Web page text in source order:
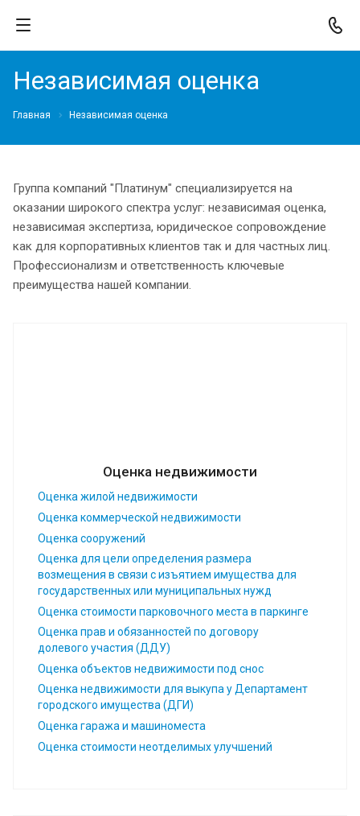
Независимая оценка
Главная Независимая оценка
Группа компаний "Платинум" специализируется на
оказании широкого спектра услуг: независимая оценка,
независимая экспертиза, юридическое сопровождение
как для корпоративных клиентов так и для частных лиц.
Профессионализм и ответственность ключевые
преимущества нашей компании.
Оценка недвижимости
Оценка жилой недвижимости
Оценка коммерческой недвижимости
Оценка сооружений
Оценка для цели определения размера
возмещения в связи с изъятием имущества для
государственных или муниципальных нужд
Оценка стоимости парковочного места в паркинге
Оценка прав и обязанностей по договору
долевого участия (ДДУ)
Оценка объектов недвижимости под снос
Оценка недвижимости для выкупа у Департамент
городского имущества (ДГИ)
Оценка гаража и машиноместа
Оценка стоимости неотделимых улучшений